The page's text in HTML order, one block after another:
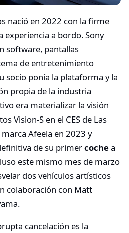
nació en 2022 con la firme
a bordo. Sony
software, pantallas
de entretenimiento
socio ponía la plataforma y la
propia de la industria
era materializar la visión
Vision-S en el CES de Las
Afeela en 2023 y
de su primercochea
este mismo mes de marzo
dos vehículos artísticos
colaboración con Matt
cancelación es la